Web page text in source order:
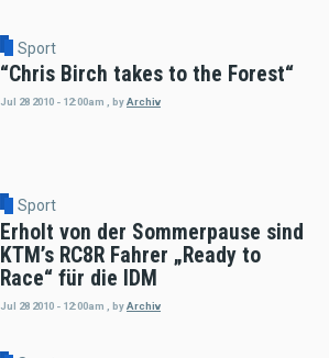
Sport
“Chris Birch takes to the Forest“
Jul 28 2010 - 12:00am byArchiv
Sport
Erholt von der Sommerpause sind
KTM’s RC8R Fahrer „Ready to
Race“ für die IDM
Jul 28 2010 - 12:00am byArchiv